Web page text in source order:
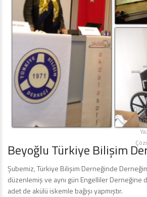
Beyoğlu Türkiye Bilişim
Şubemiz, Türkiye Bilişim Derneğinde
düzenlemiş ve aynı gün Engelliler
adet de akülü iskemle bağışı yapmıştır.
Diji